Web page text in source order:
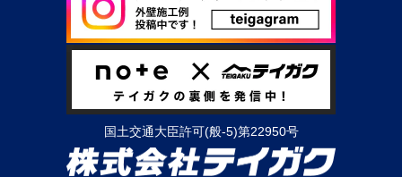
国土交通大臣許可(般-5)第22950号